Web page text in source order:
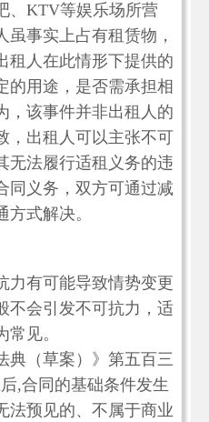
、KTV等娱乐场所营
事实上占有租赁物，
租人在此情形下提供的
的用途，是否需承担相
，该事件并非出租人的
，出租人可以主张不可
无法履行适租义务的违
同义务，双方可通过减
式解决。
力有可能导致情势变更
不会引发不可抗力，适
见。
典（草案）》第五百三
,合同的基础条件发生
法预见的、不属于商业